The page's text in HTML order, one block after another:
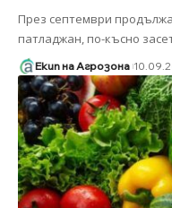
През септември
патладжан, по-късно
Екип на Агрозона